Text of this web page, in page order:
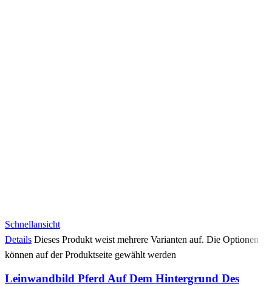
Schnellansicht
Details Dieses Produkt weist mehrere Varianten auf. Die Optionen
können auf der Produktseite gewählt werden
Leinwandbild Pferd Auf Dem Hintergrund Des